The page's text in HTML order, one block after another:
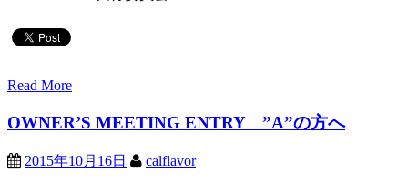
Read More
OWNER’S MEETING ENTRY ”A”の方へ
2015年10月16日 calflavor